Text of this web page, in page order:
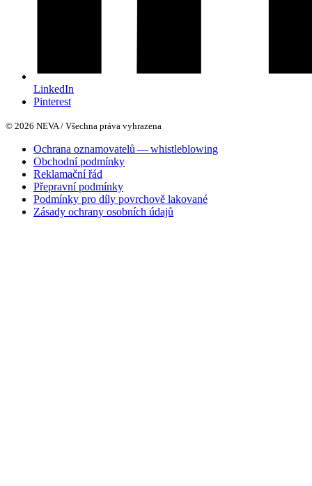
LinkedIn
Pinterest
© 2026 NEVA / Všechna práva vyhrazena
Ochrana oznamovatelů — whistleblowing
Obchodní podmínky
Reklamační řád
Přepravní podmínky
Podmínky pro díly povrchově lakované
Zásady ochrany osobních údajů